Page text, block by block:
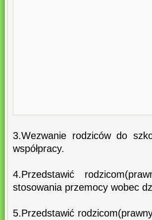
3.Wezwanie rodziców do
współpracy.
4.Przedstawić
stosowania przemocy wobec
5.Przedstawić